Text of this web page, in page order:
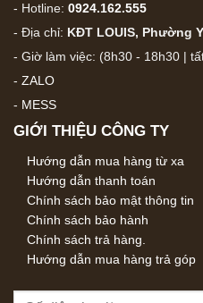
- Hotline: 0924.162.555
- Địa chỉ: KĐT LOUIS, Phường
- Giờ làm việc: (8h30 - 18h30 |
- ZALO
- MESS
GIỚI THIỆU CÔNG TY
Hướng dẫn mua hàng từ xa
Hướng dẫn thanh toán
Chính sách bảo mật thông tin
Chính sách bảo hành
Chính sách trả hàng.
Hướng dẫn mua hàng trả góp